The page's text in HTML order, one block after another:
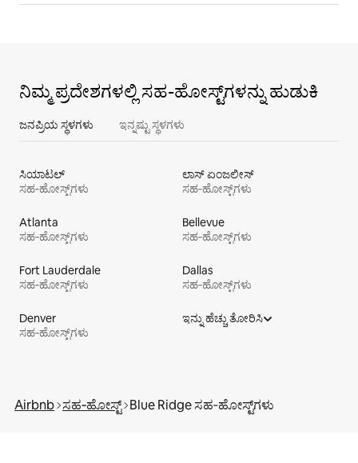
ನಿಮ್ಮ ಪ್ರದೇಶಗಳಲ್ಲಿ ಸಹ-ಹೋಸ್ಟ್‌ಗಳನ್ನು ಹುಡುಕಿ
ಜನಪ್ರಿಯ ಸ್ಥಳಗಳು ಇನ್ನಷ್ಟು ಸ್ಥಳಗಳು
ಸಿಯಾಟಲ್
ಸಹ‑ಹೋಸ್ಟ್‌ಗಳು
ಲಾಸ್ ಏಂಜಲೀಸ್
ಸಹ‑ಹೋಸ್ಟ್‌ಗಳು
Atlanta
ಸಹ‑ಹೋಸ್ಟ್‌ಗಳು
Bellevue
ಸಹ‑ಹೋಸ್ಟ್‌ಗಳು
Fort Lauderdale
ಸಹ‑ಹೋಸ್ಟ್‌ಗಳು
Dallas
ಸಹ‑ಹೋಸ್ಟ್‌ಗಳು
Denver
ಸಹ‑ಹೋಸ್ಟ್‌ಗಳು
ಇನ್ನು ಹೆಚ್ಚು ತೋರಿಸಿ
Airbnb ಸಹ‑ಹೋಸ್ಟ್ Blue Ridge ಸಹ‑ಹೋಸ್ಟ್‌ಗಳು